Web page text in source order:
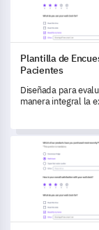
Plantilla de
Pacientes
Diseñada para
manera integral la
desbloquear
crucial sobre
la consulta inicial, el
tratamiento y el
posterior al
Plantilla de